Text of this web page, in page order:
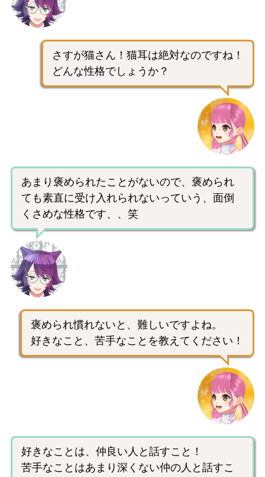
さすが猫さん！猫耳は絶対なのですね！
どんな性格でしょうか？
あまり褒められたことがないので、褒められ
ても素直に受け入れられないっていう、面倒
くさめな性格です、、笑
褒められ慣れないと、難しいですよね。
好きなこと、苦手なことを教えてください！
好きなことは、仲良い人と話すこと！
苦手なことはあまり深くない仲の人と話すこ